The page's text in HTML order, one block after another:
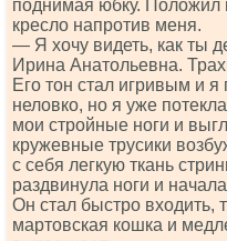
поднимая юбку. Положил
кресло напротив меня.
— Я хочу видеть, как ты
Ирина Анатольевна.
Его тон стал игривым и я
неловко, но я уже
мои стройные ноги и
кружевные трусики
с себя легкую ткань
раздвинула ноги и
Он стал быстро входить,
мартовская кошка и